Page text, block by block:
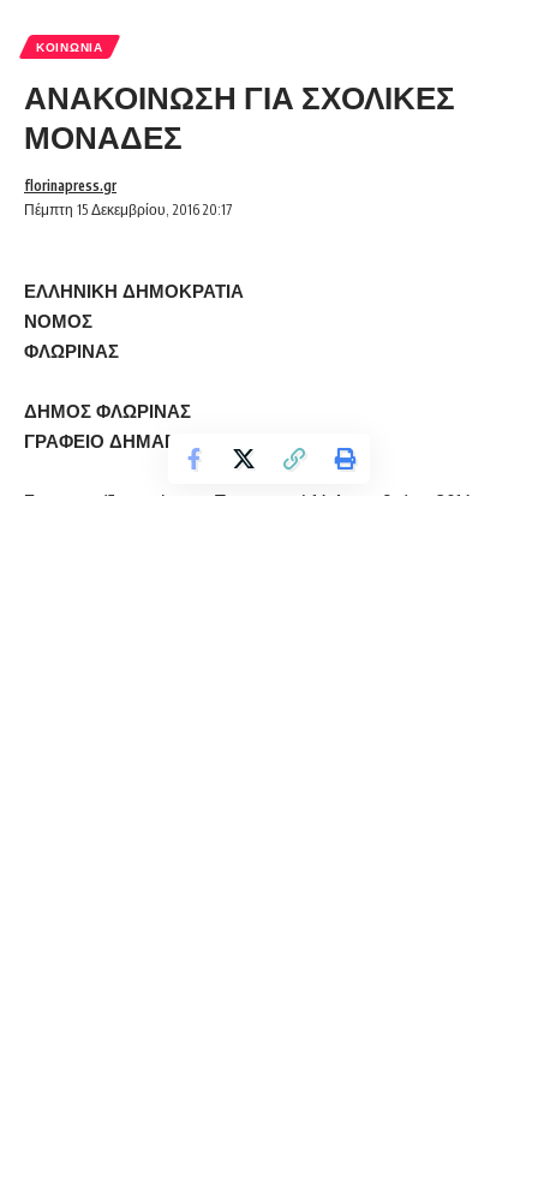
ΚΟΙΝΩΝΊΑ
ΑΝΑΚΟΙΝΩΣΗ ΓΙΑ ΣΧΟΛΙΚΕΣ
ΜΟΝΑΔΕΣ
Πέμπτη 15 Δεκεμβρίου, 2016 20:17
florinapress.gr
ΕΛΛΗΝΙΚΗ ΔΗΜΟΚΡΑΤΙΑ
ΝΟΜΟΣ
ΦΛΩΡΙΝΑΣ
ΔΗΜΟΣ ΦΛΩΡΙΝΑΣ
ΓΡΑΦΕΙΟ ΔΗΜΑΡΧΟΥ
ΑΝΑΚΟΙΝΩΣΗ
Σας γνωρίζουμε ότι την Παρασκευή 16 Δεκεμβρίου 2016 τα